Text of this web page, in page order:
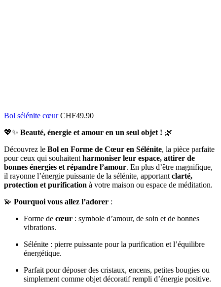
Bol sélénite cœurCHF49.90
💖✨ Beauté, énergie et amour en un seul objet ! 🌿
Découvrez le Bol en Forme de Cœur en Sélénite, la pièce parfaite
pour ceux qui souhaitent harmoniser leur espace, attirer de
bonnes énergies et répandre l’amour. En plus d’être magnifique,
il rayonne l’énergie puissante de la sélénite, apportant clarté,
protection et purification à votre maison ou espace de méditation.
💫 Pourquoi vous allez l’adorer :
Forme de cœur : symbole d’amour, de soin et de bonnes
vibrations.
Sélénite : pierre puissante pour la purification et l’équilibre
énergétique.
Parfait pour déposer des cristaux, encens, petites bougies ou
simplement comme objet décoratif rempli d’énergie positive.